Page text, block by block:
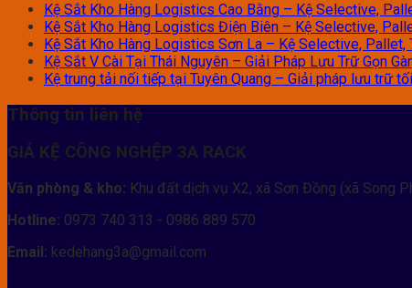
Kệ Sắt Kho Hàng Logistics Cao Bằng – Kệ Selective,
Kệ Sắt Kho Hàng Logistics Điện Biên – Kệ Selective,
Kệ Sắt Kho Hàng Logistics Sơn La – Kệ Selective, Pallet,
Kệ Sắt V Cài Tại Thái Nguyên – Giải Pháp Lưu Trữ Gọn
Kệ trung tải nối tiếp tại Tuyên Quang – Giải pháp lưu trữ
Thông tin liên hệ
GIÁ KỆ CÔNG NGHỆP 3A RACK
Văn phòng & kho: Khu đất dịch vụ X2, xã Sơn Đồng (xã Song
Hotline: 0973 740 313 - 0986 889 570
Email: kedehang3a@gmail.com